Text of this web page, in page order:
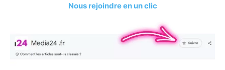
Nous rejoindre en un clic